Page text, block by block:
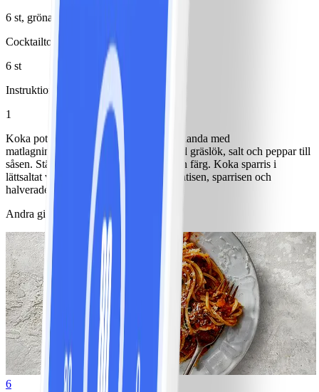
6 st, gröna
Cocktailtomater
6 st
Instruktioner
1
Koka potatis. Hacka gurka och äpple, blanda med
matlagningsyoghurt, hackad dill, hackad gräslök, salt och peppar till
såsen. Ställ kallt. Stek fisken i olja till fin färg. Koka sparris i
lättsaltat vatten. Servera fisken med potatisen, sparrisen och
halverade tomater.
Andra gillade också
6